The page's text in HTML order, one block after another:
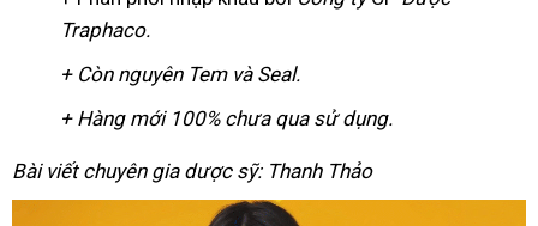
Traphaco.
+ Còn nguyên Tem và Seal.
+ Hàng mới 100% chưa qua sử dụng.
Bài viết chuyên gia dược sỹ: Thanh Thảo